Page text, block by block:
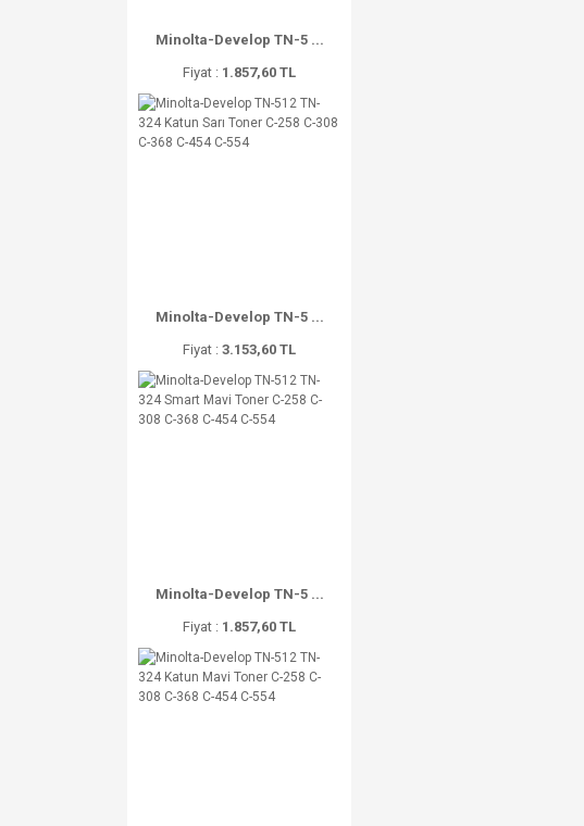
Minolta-Develop TN-5 ...
Fiyat : 1.857,60 TL
Minolta-Develop TN-5 ...
Fiyat : 3.153,60 TL
Minolta-Develop TN-5 ...
Fiyat : 1.857,60 TL